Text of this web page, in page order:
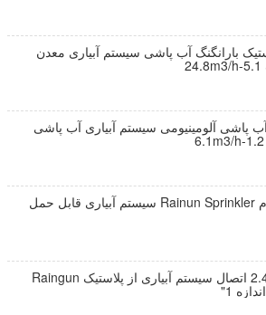
"پلاستیک بارانگنگ آب پاشی سیستم آبیاری معدن
آب پاشی آلومینیومی سیستم آبیاری آب پاشی
۱" آلومینیوم Rainun Sprinkler سیستم آبیاری قابل حمل
2.4-9.7m3/h اتصال سیستم آبیاری از پلاستیک Raingun